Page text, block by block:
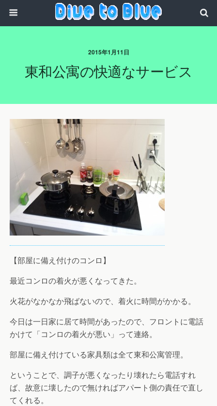
2015年1月11日
東和公寓の快適なサービス
【部屋に備え付けのコンロ】
最近コンロの着火が悪くなってきた。
火花がなかなか飛ばないので、着火に時間がかかる。
今日は一日家に居て時間があったので、フロントに電話
かけて「コンロの着火が悪い」って連絡。
部屋に備え付けている家具類は全て東和公寓管理。
ということで、調子が悪くなったり壊れたら電話すれ
ば、故意に壊したので無ければアパート側の責任で直し
てくれる。